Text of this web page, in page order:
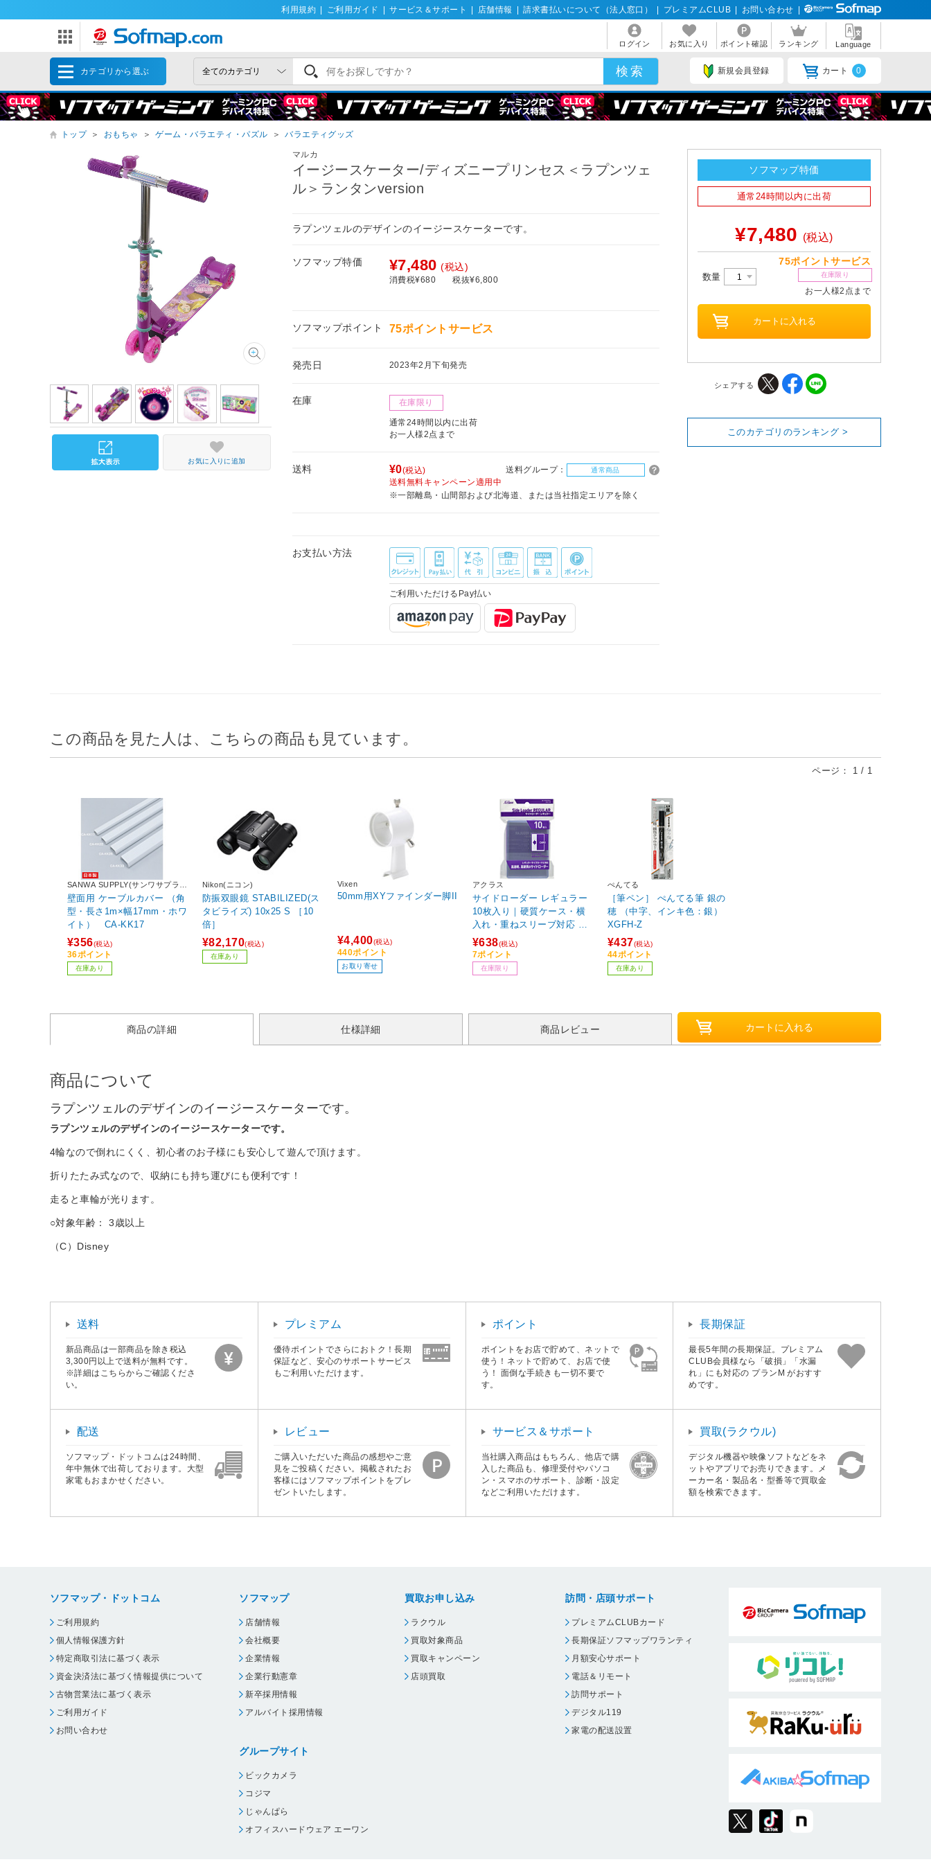
利用規約 ご利用ガイド サービス＆サポート 店舗情報 請求書払いについて（法人窓口） プレミアムCLUB お問い合わせ
ログイン お気に入り ポイント確認 ランキング Language
カテゴリから選ぶ 新規会員登録 カート 0
トップ ＞ おもちゃ ＞ ゲーム・バラエティ・パズル ＞ バラエティグッズ
マルカ
イージースケーター/ディズニープリンセス＜ラプンツェ
ル＞ランタンversion
ラプンツェルのデザインのイージースケーターです。
ソフマップ特価 ¥7,480 (税込)
消費税¥680 税抜¥6,800
ソフマップポイント 75ポイントサービス
発売日 2023年2月下旬発売
在庫 在庫限り
通常24時間以内に出荷
お一人様2点まで
送料 ¥0(税込) 送料グループ： 通常商品
送料無料キャンペーン適用中
※一部離島・山間部および北海道、または当社指定エリアを除く
お支払い方法
ご利用いただけるPay払い
お気に入りに追加
ソフマップ特価
通常24時間以内に出荷
¥7,480 (税込)
75ポイントサービス
数量 在庫限り
お一人様2点まで
シェアする
このカテゴリのランキング >
この商品を見た人は、こちらの商品も見ています。
ページ： 1 / 1
SANWA SUPPLY(サンワサプラ
イ)
壁面用 ケーブルカバー （角
型・長さ1m×幅17mm・ホワ
イト） CA-KK17
¥356(税込)
36ポイント
在庫あり
Nikon(ニコン)
防振双眼鏡 STABILIZED(ス
タビライズ) 10x25 S ［10
倍］
¥82,170(税込)
在庫あり
Vixen
50mm用XYファインダー脚II
¥4,400(税込)
440ポイント
お取り寄せ
アクラス
サイドローダー レギュラー
10枚入り｜硬質ケース・横
入れ・重ねスリーブ対応 ク
リア 370833
¥638(税込)
7ポイント
在庫限り
ぺんてる
［筆ペン］ ぺんてる筆 銀の
穂 （中字、インキ色：銀）
XGFH-Z
¥437(税込)
44ポイント
在庫あり
商品の詳細 仕様詳細 商品レビュー
商品について
ラプンツェルのデザインのイージースケーターです。
ラプンツェルのデザインのイージースケーターです。
4輪なので倒れにくく、初心者のお子様にも安心して遊んで頂けます。
折りたたみ式なので、収納にも持ち運びにも便利です！
走ると車輪が光ります。
○対象年齢： 3歳以上
（C）Disney
送料
新品商品は一部商品を除き税込
3,300円以上で送料が無料です。
※詳細はこちらからご確認くださ
い。
プレミアム
優待ポイントでさらにおトク！長期
保証など、安心のサポートサービス
もご利用いただけます。
ポイント
ポイントをお店で貯めて、ネットで
使う！ネットで貯めて、お店で使
う！ 面倒な手続きも一切不要で
す。
長期保証
最長5年間の長期保証。プレミアム
CLUB会員様なら「破損」「水漏
れ」にも対応の プランM がおすす
めです。
配送
ソフマップ・ドットコムは24時間、
年中無休で出荷しております。大型
家電もおまかせください。
レビュー
ご購入いただいた商品の感想やご意
見をご投稿ください。掲載されたお
客様にはソフマップポイントをプレ
ゼントいたします。
サービス＆サポート
当社購入商品はもちろん、他店で購
入した商品も、修理受付やパソコ
ン・スマホのサポート、診断・設定
などご利用いただけます。
買取(ラクウル)
デジタル機器や映像ソフトなどをネ
ットやアプリでお売りできます。メ
ーカー名・製品名・型番等で買取金
額を検索できます。
ソフマップ・ドットコム
ご利用規約
個人情報保護方針
特定商取引法に基づく表示
資金決済法に基づく情報提供について
古物営業法に基づく表示
ご利用ガイド
お問い合わせ
ソフマップ
店舗情報
会社概要
企業情報
企業行動憲章
新卒採用情報
アルバイト採用情報
グループサイト
ビックカメラ
コジマ
じゃんぱら
オフィスハードウェア エーワン
買取お申し込み
ラクウル
買取対象商品
買取キャンペーン
店頭買取
訪問・店頭サポート
プレミアムCLUBカード
長期保証ソフマップワランティ
月額安心サポート
電話＆リモート
訪問サポート
デジタル119
家電の配送設置